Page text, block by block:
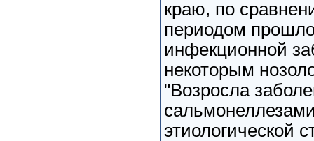
краю, по
периодом
инфекционной
некоторым
"Возросла
этиологической